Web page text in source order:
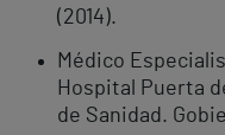
(2014).
Médico
Hospital Puerta
de Sanidad.